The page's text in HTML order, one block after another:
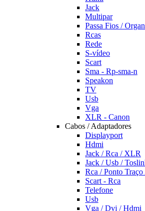
Jack
Multipar
Passa Fios /
Rcas
Rede
S-vídeo
Scart
Sma - Rp-sma-n
Speakon
TV
Usb
Vga
XLR - Canon
Cabos / Adaptadores
Displayport
Hdmi
Jack / Rca / XLR
Jack / Usb /
Rca / Ponto
Scart - Rca
Telefone
Usb
Vga / Dvi / Hdmi